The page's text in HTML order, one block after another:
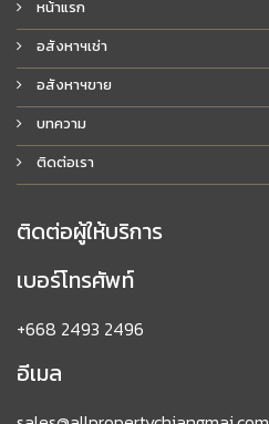
หน้าแรก
อสังหาฯเช่า
อสังหาฯขาย
บทความ
ติดต่อเรา
ติดต่อผู้ให้บริการ
เบอร์โทรศัพท์
+668 2493 2496
อีเมล